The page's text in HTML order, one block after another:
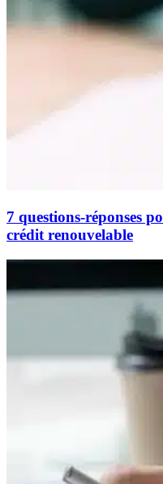
7 questions-réponses
crédit renouvelable